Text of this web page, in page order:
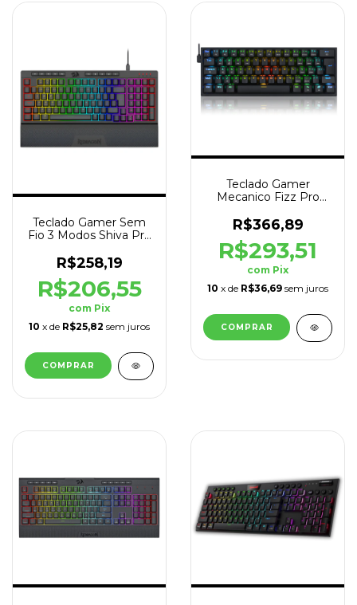
Teclado Gamer Sem
Fio 3 Modos Shiva Pro
Preto
R$258,19
R$206,55
com Pix
10 x de R$25,82 sem juros
Teclado Gamer
Mecanico Fizz Pro
Preto
R$366,89
R$293,51
com Pix
10 x de R$36,69 sem juros